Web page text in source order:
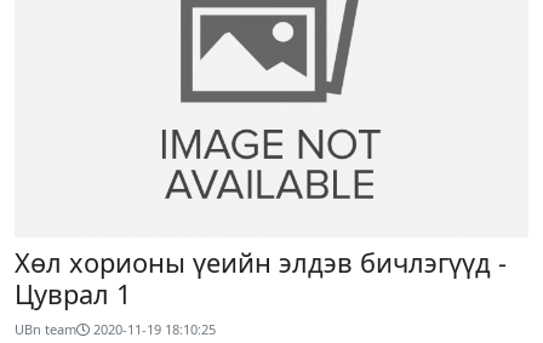
Хөл хорионы үеийн элдэв бичлэгүүд -
Цуврал 1
UBn team 2020-11-19 18:10:25